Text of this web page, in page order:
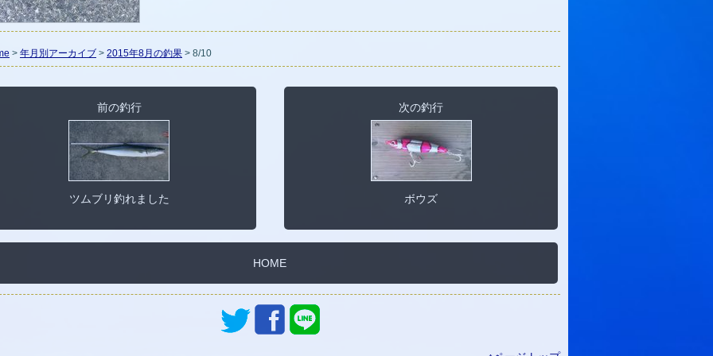
> 年月別アーカイブ > 2015年8月の釣果 > 8/10
前の釣行
ツムブリ釣れました
次の釣行
ボウズ
HOME